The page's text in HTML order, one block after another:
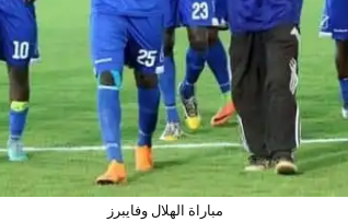
مباراة الهلال وفايبرز